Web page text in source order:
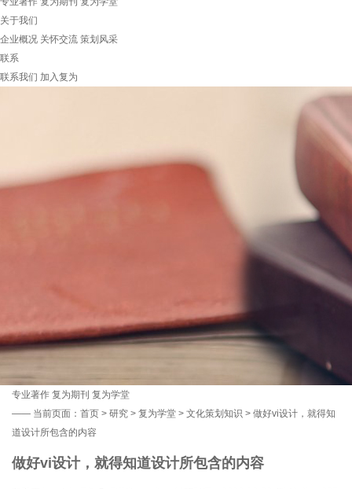
关于我们
企业概况 关怀交流 策划风采
联系
联系我们 加入复为
专业著作 复为期刊 复为学堂
—— 当前页面： 首页 > 研究 > 复为学堂 > 文化策划知识 > 做好vi设计，就得知
道设计所包含的内容
做好vi设计，就得知道设计所包含的内容